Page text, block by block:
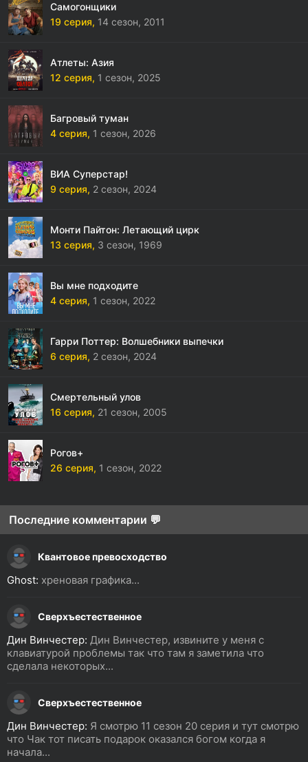
Самогонщики
19 серия, 14 сезон, 2011
Атлеты: Азия
12 серия, 1 сезон, 2025
Багровый туман
4 серия, 1 сезон, 2026
ВИА Суперстар!
9 серия, 2 сезон, 2024
Монти Пайтон: Летающий цирк
13 серия, 3 сезон, 1969
Вы мне подходите
4 серия, 1 сезон, 2022
Гарри Поттер: Волшебники выпечки
6 серия, 2 сезон, 2024
Смертельный улов
16 серия, 21 сезон, 2005
Рогов+
26 серия, 1 сезон, 2022
Последние комментарии 💬
Квантовое превосходство
Ghost: хреновая графика...
Сверхъестественное
Дин Винчестер: Дин Винчестер, извините у меня с
клавиатурой проблемы так что там я заметила что
сделала некоторых...
Сверхъестественное
Дин Винчестер: Я смотрю 11 сезон 20 серия и тут смотрю
что Чак тот писать подарок оказался богом когда я
начала...